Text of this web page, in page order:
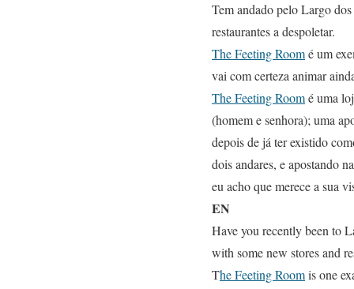
Tem andado pelo Largo
restaurantes a despoletar.
The Feeting Roomé um
vai com certeza animar
The Feeting Roomé uma
(homem e senhora); uma
depois de já ter existido
dois andares, e apostando
eu acho que merece a sua
EN
Have you recently been to
with some new stores and
The Feeting Roomis one